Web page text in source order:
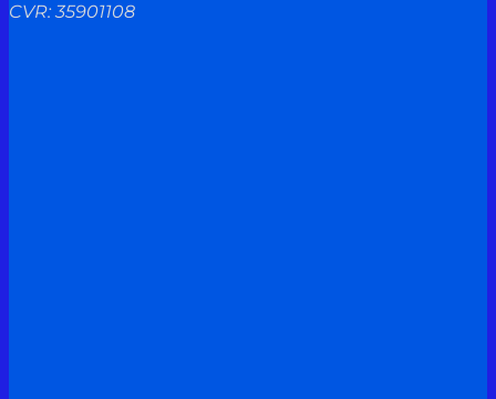
CVR: 35901108